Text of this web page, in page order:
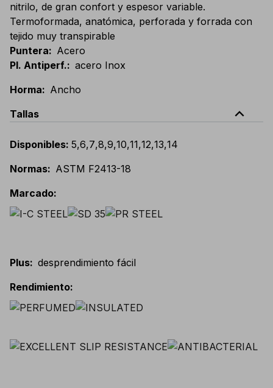
nitrilo, de gran confort y espesor variable.
Termoformada, anatómica, perforada y forrada con
tejido muy transpirable
Puntera: Acero
Pl. Antiperf.: acero Inox
Horma: Ancho
Tallas
expand_less
Disponibles: 5,6,7,8,9,10,11,12,13,14
Normas: ASTM F2413-18
Marcado:
Plus: desprendimiento fácil
Rendimiento: